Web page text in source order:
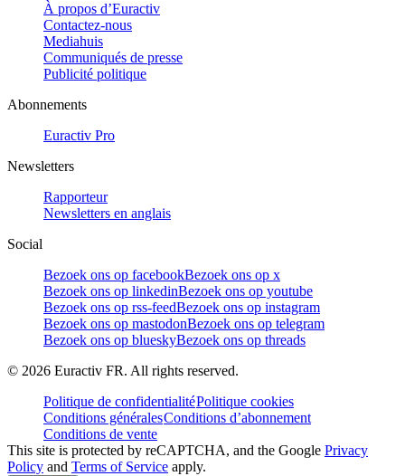
À propos d’Euractiv
Contactez-nous
Mediahuis
Communiqués de presse
Publicité politique
Abonnements
Euractiv Pro
Newsletters
Rapporteur
Newsletters en anglais
Social
Bezoek ons op facebookBezoek ons op x
Bezoek ons op linkedinBezoek ons op youtube
Bezoek ons op rss-feedBezoek ons op instagram
Bezoek ons op mastodonBezoek ons op telegram
Bezoek ons op blueskyBezoek ons op threads
© 2026 Euractiv FR. All rights reserved.
Politique de confidentialitéPolitique cookies
Conditions généralesConditions d’abonnement
Conditions de vente
This site is protected by reCAPTCHA, and the Google Privacy
Policy and Terms of Service apply.